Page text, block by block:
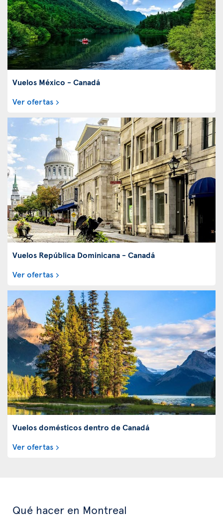
Vuelos México - Canadá
Ver ofertas
Vuelos República Dominicana - Canadá
Ver ofertas
Vuelos domésticos dentro de Canadá
Ver ofertas
Qué hacer en Montreal